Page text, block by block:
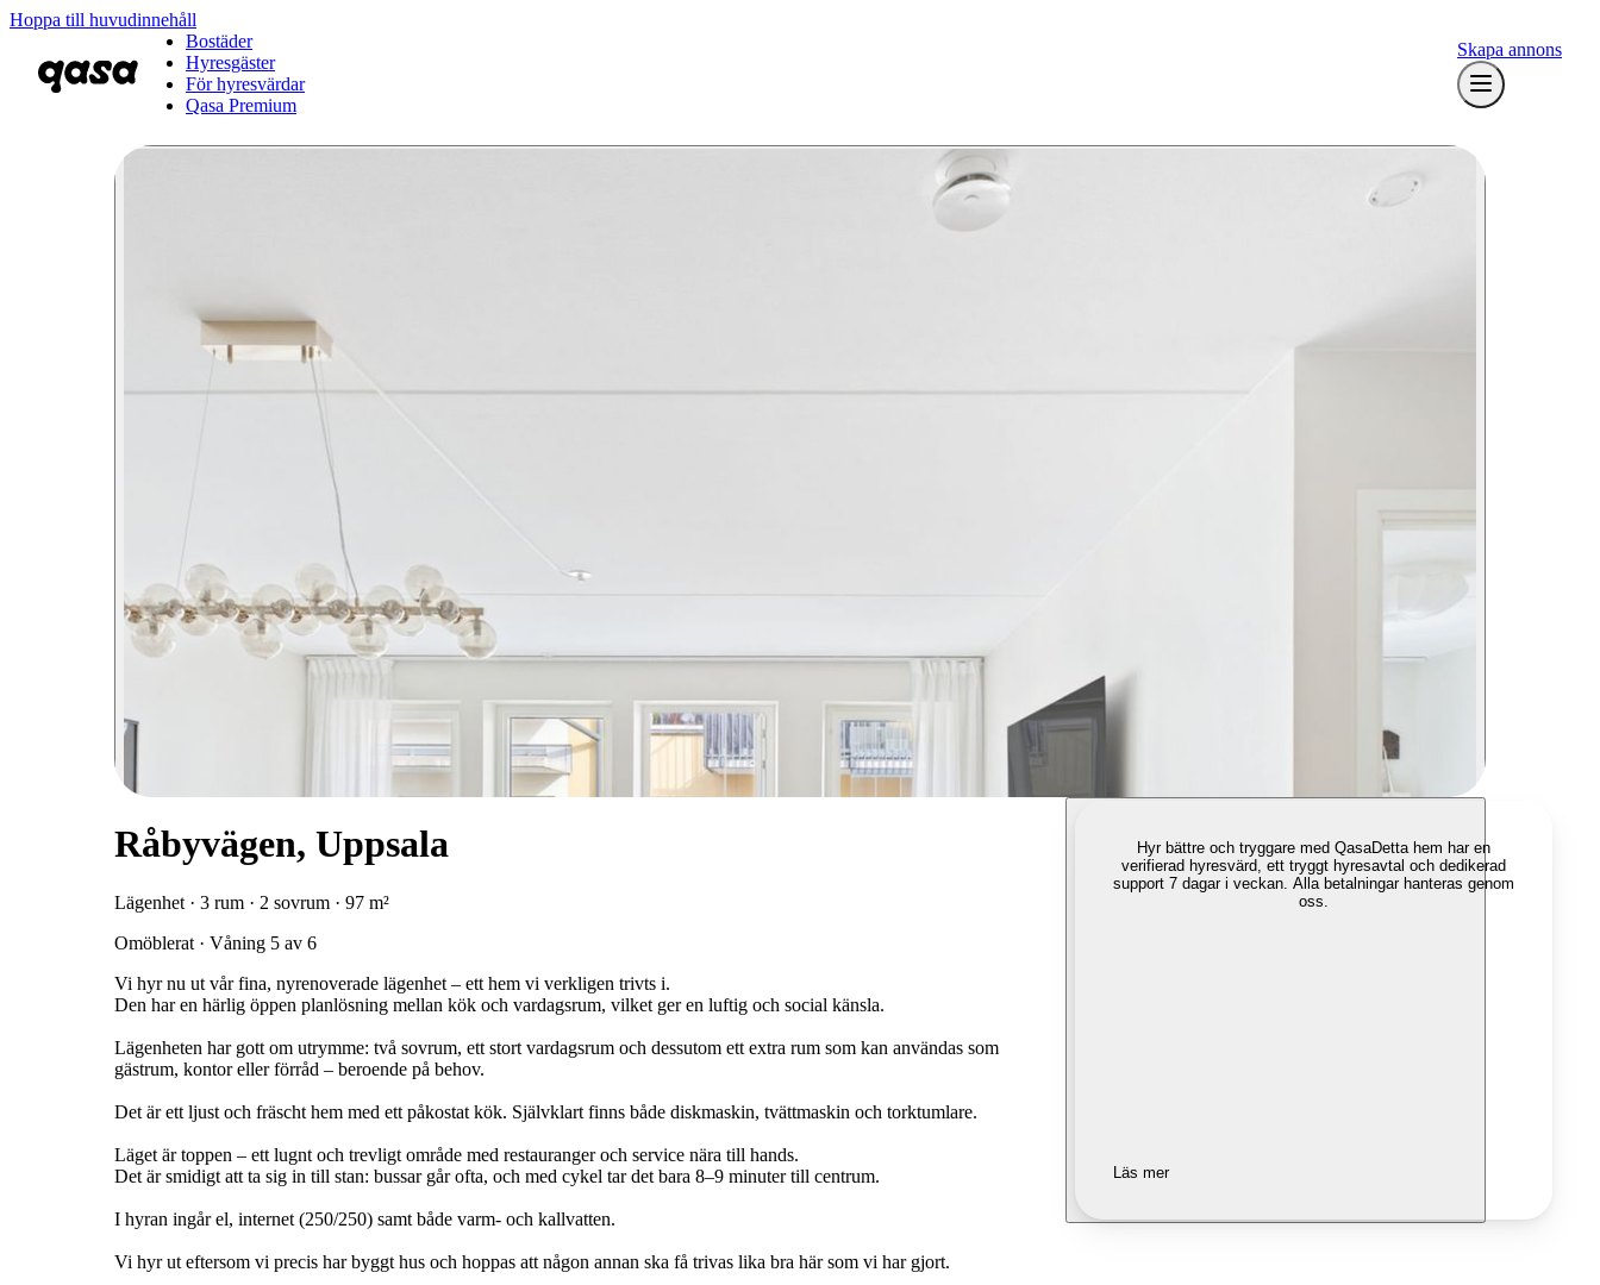
Hoppa till huvudinnehåll
Bostäder
Hyresgäster
För hyresvärdar
Qasa Premium
Skapa annons
Råbyvägen, Uppsala
Lägenhet · 3 rum · 2 sovrum · 97 m²
Omöblerat · Våning 5 av 6
Vi hyr nu ut vår fina, nyrenoverade lägenhet – ett hem vi verkligen trivts i.
Den har en härlig öppen planlösning mellan kök och vardagsrum, vilket ger en luftig och social känsla.
Lägenheten har gott om utrymme: två sovrum, ett stort vardagsrum och dessutom ett extra rum som kan användas som
gästrum, kontor eller förråd – beroende på behov.
Det är ett ljust och fräscht hem med ett påkostat kök. Självklart finns både diskmaskin, tvättmaskin och torktumlare.
Läget är toppen – ett lugnt och trevligt område med restauranger och service nära till hands.
Det är smidigt att ta sig in till stan: bussar går ofta, och med cykel tar det bara 8–9 minuter till centrum.
I hyran ingår el, internet (250/250) samt både varm- och kallvatten.
Vi hyr ut eftersom vi precis har byggt hus och hoppas att någon annan ska få trivas lika bra här som vi har gjort.
Hyr bättre och tryggare med QasaDetta hem har en
verifierad hyresvärd, ett tryggt hyresavtal och dedikerad
support 7 dagar i veckan. Alla betalningar hanteras genom
oss.
Läs mer